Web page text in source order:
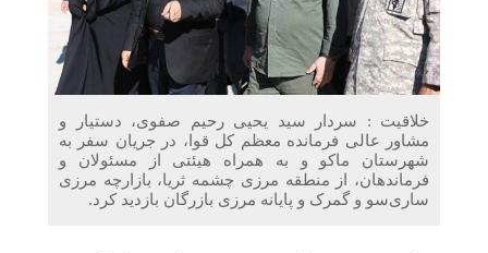
غرفه‌های «نگارا» در مرزهای اربعین آماده خدمت‌رسانی به
زائران هستند
خلاقیت : سردار سید یحیی رحیم صفوی، دستیار و
مشاور عالی فرمانده معظم کل قوا، در جریان سفر به
شهرستان ماکو و به همراه هیئتی از مسئولان و
فرماندهان، از منطقه مرزی چشمه ثریا، بازارچه مرزی
ساری‌سو و گمرک و پایانه مرزی بازرگان بازدید کرد.